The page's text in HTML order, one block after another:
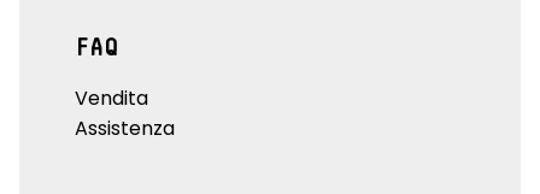
FAQ
Vendita
Assistenza